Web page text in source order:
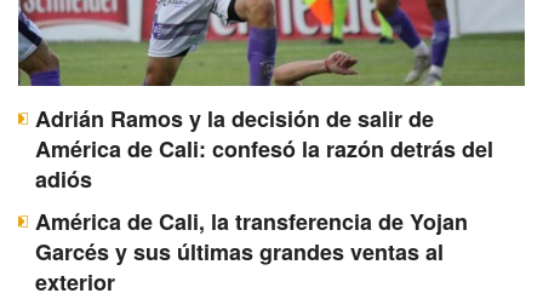
Adrián Ramos y la decisión de salir de
América de Cali: confesó la razón detrás del
adiós
América de Cali, la transferencia de Yojan
Garcés y sus últimas grandes ventas al
exterior